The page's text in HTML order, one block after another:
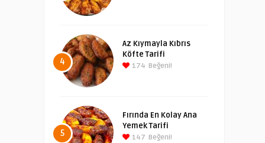
4
Az Kıymayla Kıbrıs
Köfte Tarifi
174 Beğeni!
5
Fırında En Kolay Ana
Yemek Tarifi
147 Beğeni!